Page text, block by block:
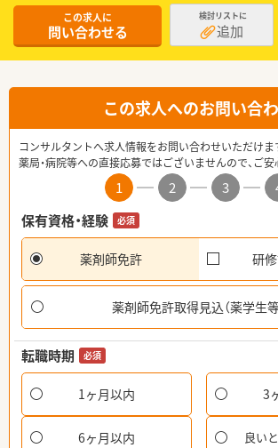
この求人に
問い合わせる
検討リストに
追加
この求人へのお問い合
コンサルタントへ求人情報をお問い合わせいただけま
薬局・病院等への直接応募ではございませんので、ご安
1 2 3
保有資格・経験
必須
薬剤師免許 研
薬剤師免許取得見込（薬学生等
転職時期 必須
1ヶ月以内 3
6ヶ月以内 良い